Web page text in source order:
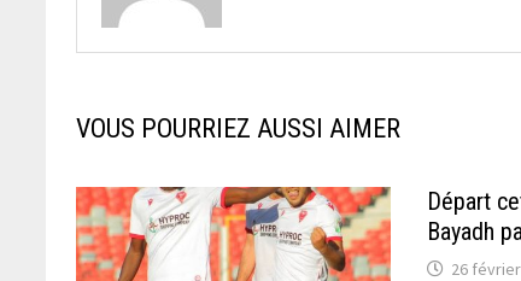
VOUS POURRIEZ AUSSI AIMER
Départ
Bayadh
26